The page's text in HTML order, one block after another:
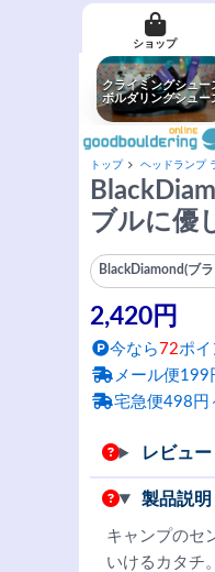
ショップ
クライミングシュー
ボルダリングシュー
トップ ヘッドランプ
ブルに優
BlackDiamond(ブ
2,420円
今なら72ポイ
メール便
宅急便498円
レビュー
製品説明
キャンプのセ
いけるカタチ